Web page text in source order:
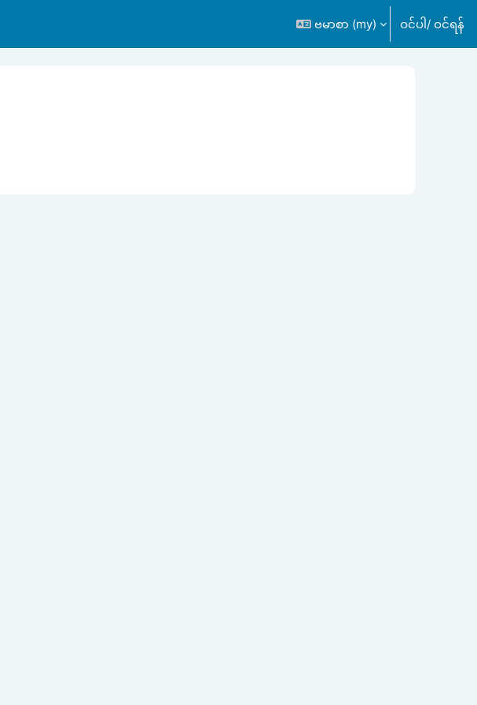
ဗမာစာ ‎(my)‎ ဝင်ပါ/ ဝင်ရန်